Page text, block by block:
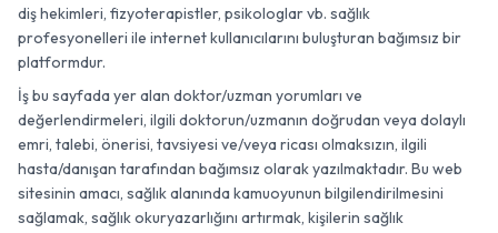
diş hekimleri, fizyoterapistler, psikologlar vb. sağlık
profesyonelleri ile internet kullanıcılarını buluşturan bağımsız bir
platformdur.
İş bu sayfada yer alan doktor/uzman yorumları ve
değerlendirmeleri, ilgili doktorun/uzmanın doğrudan veya dolaylı
emri, talebi, önerisi, tavsiyesi ve/veya ricası olmaksızın, ilgili
hasta/danışan tarafından bağımsız olarak yazılmaktadır. Bu web
sitesinin amacı, sağlık alanında kamuoyunun bilgilendirilmesini
sağlamak, sağlık okuryazarlığını artırmak, kişilerin sağlık